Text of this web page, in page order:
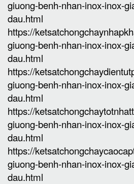
giuong-benh-nhan-inox-inox-
dau.html
https://
giuong-benh-nhan-inox-inox-
dau.html
https://
giuong-benh-nhan-inox-inox-
dau.html
https://
giuong-benh-nhan-inox-inox-
dau.html
https://
giuong-benh-nhan-inox-inox-
dau.html